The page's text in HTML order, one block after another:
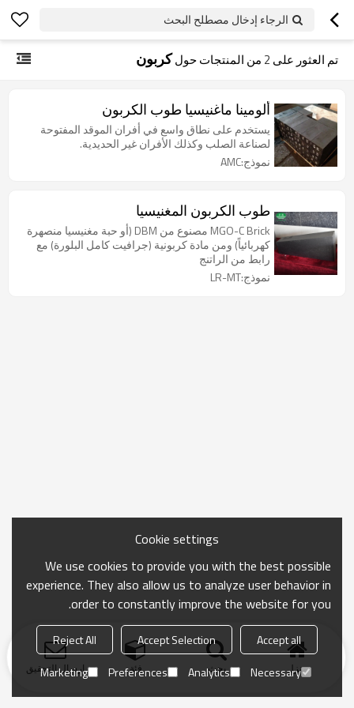
الرجاء إدخال مصطلح البحث
تم العثور على 2 من المنتجات حولكربون
ألومينا ماغنيسيا طوب الكربون
يستخدم على نطاق واسع في أفران الموقد المفتوحة
لصناعة الصلب وكذلك الأفران غير الحديدية.
نموذج:AMC
طوب الكربون المغنيسيا
MGO-C Brick مصنوع من DBM (أو حبة مغنيسيا منصهرة
كهربائياً) ومن مادة كربونية (جرافيت كامل البلورة) مع
رابط من الراتنج
نموذج:LR-MT
منزل بحث فئة ارسال التحقيق
Cookie settings
We use cookies to provide you with the best possible
experience. They also allow us to analyze user behavior in
order to constantly improve the website for you.
Accept all
Accept Selection
Reject All
Necessary
Analytics
Preferences
Marketing